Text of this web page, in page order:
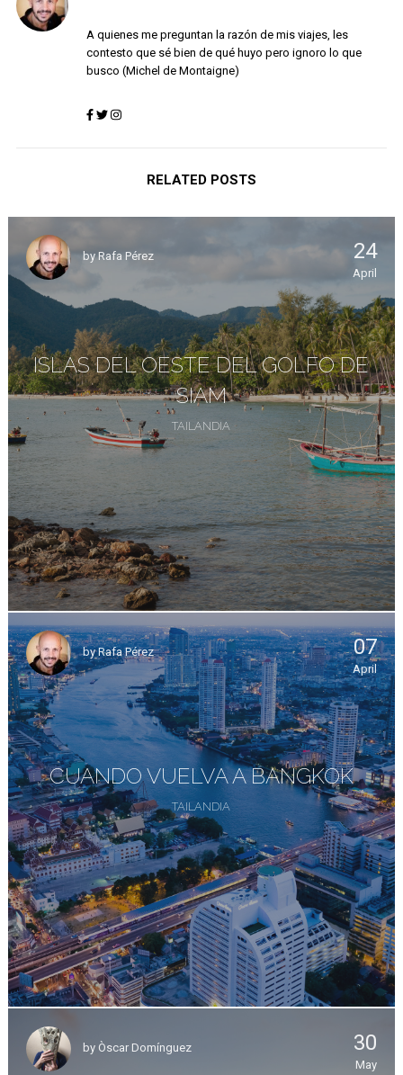
A quienes me preguntan la razón de mis viajes, les
contesto que sé bien de qué huyo pero ignoro lo que
busco (Michel de Montaigne)
RELATED POSTS
byRafa Pérez 24
April
ISLAS DEL OESTE DEL GOLFO DE
SIAM
TAILANDIA
byRafa Pérez 07
April
CUANDO VUELVA A BANGKOK
TAILANDIA
by Òscar Domínguez 30
May